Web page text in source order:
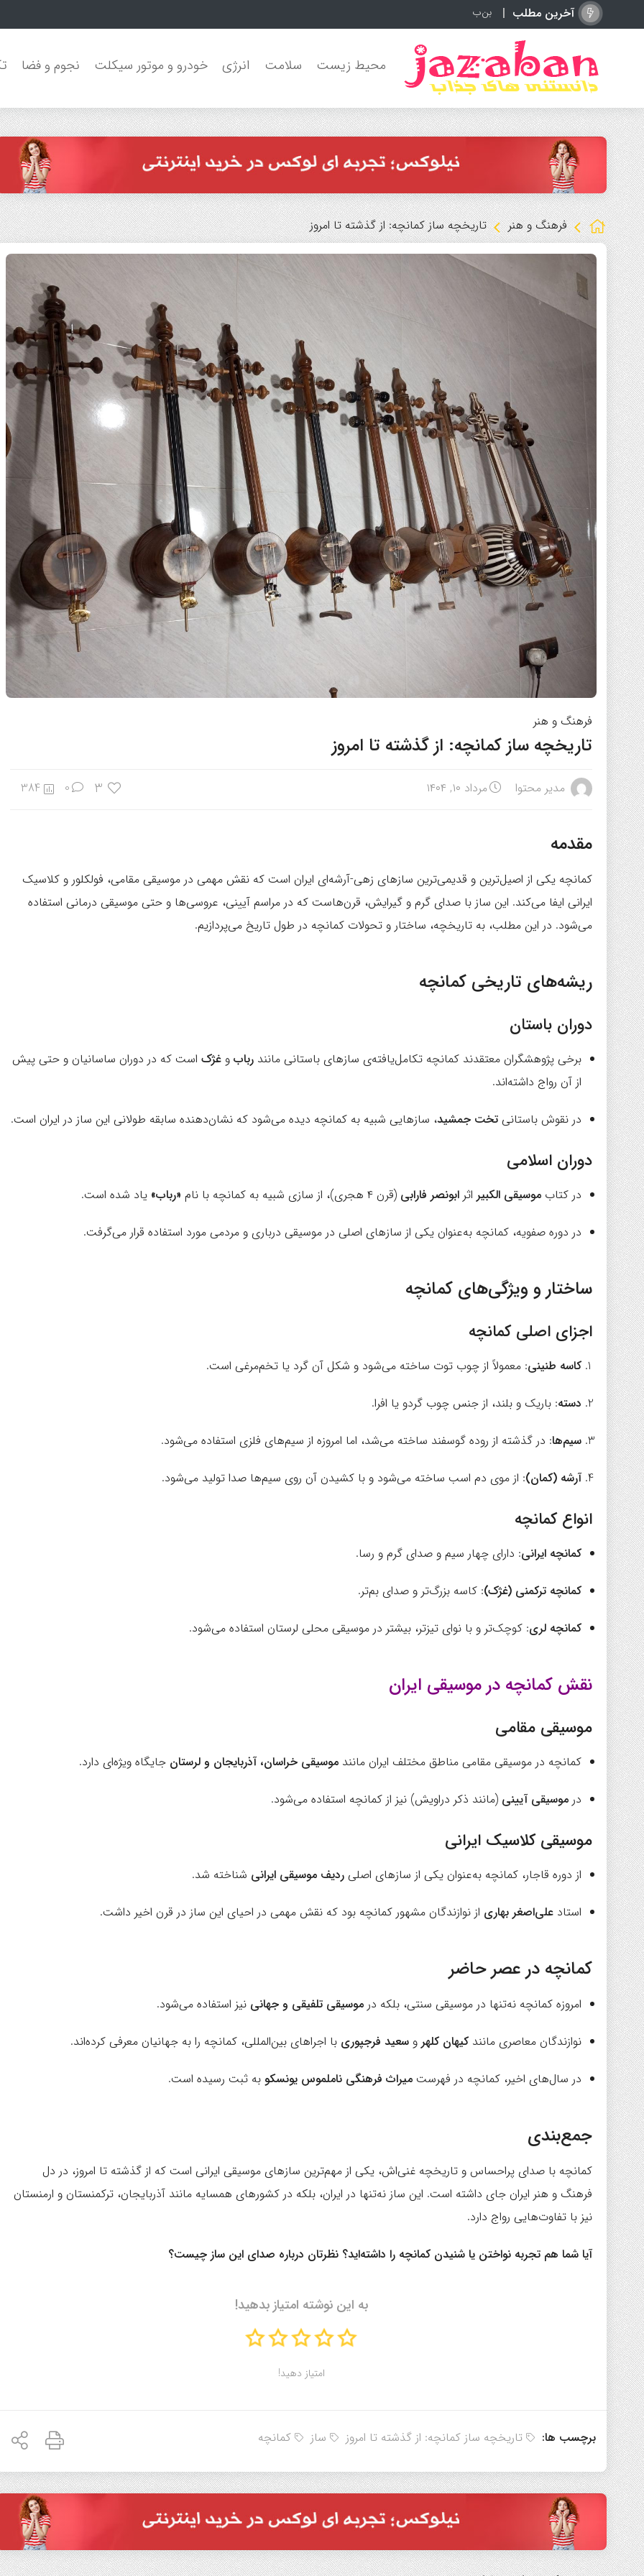
آخرین مطلب بن‌بست در انتقال رودری به رئال مادرید؛ بارسلو
محیط زیست سلامت انرژی خودرو و موتور سیکلت نجوم و فضا
فرهنگ و هنر تاریخچه ساز کمانچه: از گذشته تا امروز
فرهنگ و هنر
تاریخچه ساز کمانچه: از گذشته تا امروز
مدیر محتوا مرداد ۱۰, ۱۴۰۴ 3
0
384
مقدمه
کمانچه یکی از اصیل‌ترین و قدیمی‌ترین سازهای زهی-آرشه‌ای ایران است که نقش مهمی در موسیقی مقامی، فولکلور و کلاسیک
ایرانی ایفا می‌کند. این ساز با صدای گرم و گیرایش، قرن‌هاست که در مراسم آیینی، عروسی‌ها و حتی موسیقی درمانی استفاده
می‌شود. در این مطلب، به تاریخچه، ساختار و تحولات کمانچه در طول تاریخ می‌پردازیم.
ریشه‌های تاریخی کمانچه
دوران باستان
برخی پژوهشگران معتقدند کمانچه تکامل‌یافته‌ی سازهای باستانی مانند رباب و غژک است که در دوران ساسانیان و حتی پیش
از آن رواج داشته‌اند.
در نقوش باستانی تخت جمشید، سازهایی شبیه به کمانچه دیده می‌شود که نشان‌دهنده سابقه طولانی این ساز در ایران است.
دوران اسلامی
در کتاب موسیقی الکبیر اثر ابونصر فارابی (قرن ۴ هجری)، از سازی شبیه به کمانچه با نام «رباب» یاد شده است.
در دوره صفویه، کمانچه به‌عنوان یکی از سازهای اصلی در موسیقی درباری و مردمی مورد استفاده قرار می‌گرفت.
ساختار و ویژگی‌های کمانچه
اجزای اصلی کمانچه
کاسه طنینی: معمولاً از چوب توت ساخته می‌شود و شکل آن گرد یا تخم‌مرغی است.
دسته: باریک و بلند، از جنس چوب گردو یا افرا.
سیم‌ها: در گذشته از روده گوسفند ساخته می‌شد، اما امروزه از سیم‌های فلزی استفاده می‌شود.
آرشه (کمان): از موی دم اسب ساخته می‌شود و با کشیدن آن روی سیم‌ها صدا تولید می‌شود.
انواع کمانچه
کمانچه ایرانی: دارای چهار سیم و صدای گرم و رسا.
کمانچه ترکمنی (غژک): کاسه بزرگ‌تر و صدای بم‌تر.
کمانچه لری: کوچک‌تر و با نوای تیزتر، بیشتر در موسیقی محلی لرستان استفاده می‌شود.
نقش کمانچه در موسیقی ایران
موسیقی مقامی
کمانچه در موسیقی مقامی مناطق مختلف ایران مانند موسیقی خراسان، آذربایجان و لرستان جایگاه ویژه‌ای دارد.
در موسیقی آیینی (مانند ذکر دراویش) نیز از کمانچه استفاده می‌شود.
موسیقی کلاسیک ایرانی
از دوره قاجار، کمانچه به‌عنوان یکی از سازهای اصلی ردیف موسیقی ایرانی شناخته شد.
استاد علی‌اصغر بهاری از نوازندگان مشهور کمانچه بود که نقش مهمی در احیای این ساز در قرن اخیر داشت.
کمانچه در عصر حاضر
امروزه کمانچه نه‌تنها در موسیقی سنتی، بلکه در موسیقی تلفیقی و جهانی نیز استفاده می‌شود.
نوازندگان معاصری مانند کیهان کلهر و سعید فرجپوری با اجراهای بین‌المللی، کمانچه را به جهانیان معرفی کرده‌اند.
در سال‌های اخیر، کمانچه در فهرست میراث فرهنگی ناملموس یونسکو به ثبت رسیده است.
جمع‌بندی
کمانچه با صدای پراحساس و تاریخچه غنی‌اش، یکی از مهم‌ترین سازهای موسیقی ایرانی است که از گذشته تا امروز، در دل
فرهنگ و هنر ایران جای داشته است. این ساز نه‌تنها در ایران، بلکه در کشورهای همسایه مانند آذربایجان، ترکمنستان و ارمنستان
نیز با تفاوت‌هایی رواج دارد.
آیا شما هم تجربه نواختن یا شنیدن کمانچه را داشته‌اید؟ نظرتان درباره صدای این ساز چیست؟
به این نوشته امتیاز بدهید!
امتیاز دهید!
برچسب ها: تاریخچه ساز کمانچه: از گذشته تا امروز ساز کمانچه